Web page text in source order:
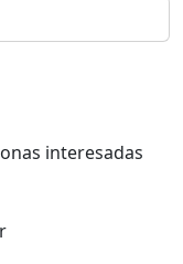
interesadas